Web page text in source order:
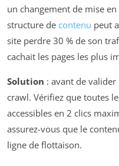
un changement de mise
structure de contenu peut
site perdre 30 % de son
cachait les pages les plus
Solution : avant de valider
crawl. Vérifiez que toutes
accessibles en 2 clics
assurez-vous que le
ligne de flottaison.